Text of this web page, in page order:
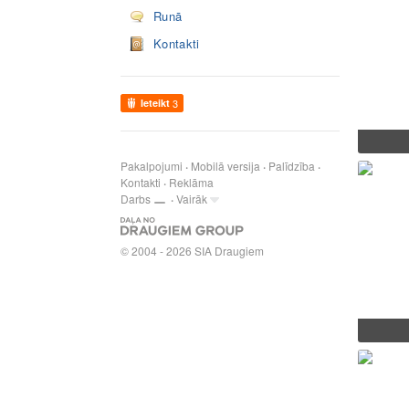
Runā
Kontakti
Ieteikt 3
Pakalpojumi Mobilā versija
Palīdzība
Kontakti
Reklāma
Darbs
Vairāk
© 2004 - 2026 SIA Draugiem